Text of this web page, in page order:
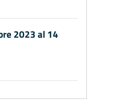
2023 al 14